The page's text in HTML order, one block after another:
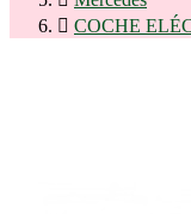
 COCHE